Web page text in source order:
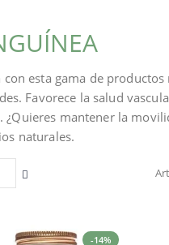
esta gama de
Favorece la salud
. ¿Quieres mantener la
naturales.
-14%